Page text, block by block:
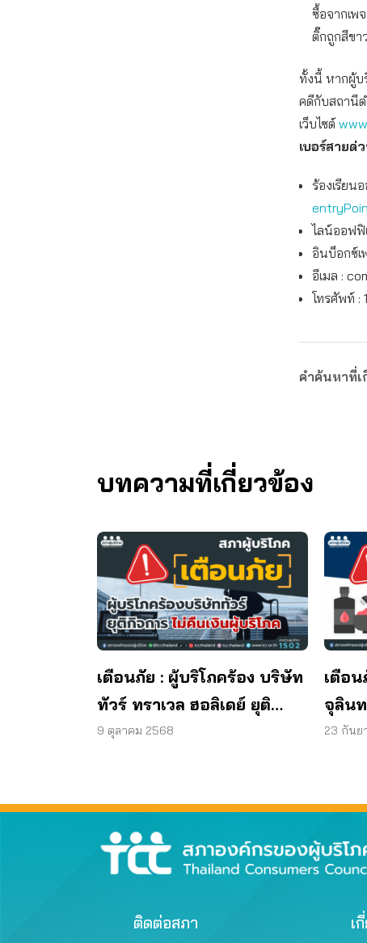
ซื้อจากเพ
ติ๊กถูกสีขา
ทั้งนี้ หากผู้บ
คดีกับสถานี
เว็บไซต์
เบอร์สายด่
ร้องเรียน
ไลน์ออฟฟิ
อินบ็อกซ์เ
อีเมล :
โทรศัพท์ :
คำค้นหาที่เ
บทความที่เกี่ยวข้อง
เตือนภัย : ผู้บริโภคร้อง บริษัท
ทัวร์ ทราเวล ฮอลิเดย์ ยุติ
กิจการ ไม่คืนเงินผู้บริโภค
9 ตุลาคม 2568
เตือ
จุลิน
พบแบ
23 กันย
ติดต่อสภา เ